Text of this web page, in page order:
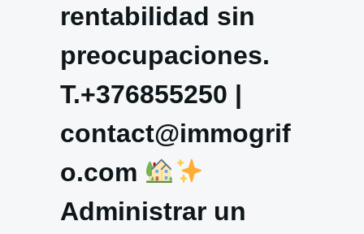
rentabilidad sin
preocupaciones.
T.+376855250 |
contact@immogrif
o.com
Administrar un